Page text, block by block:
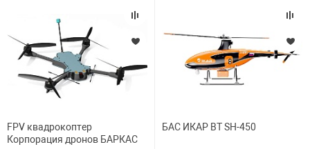
FPV квадрокоптер
Корпорация дронов БАРКАС
БАС ИКАР ВТ SH-450